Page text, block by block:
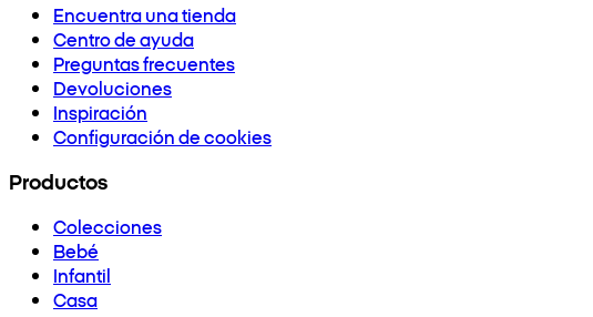
Encuentra una tienda
Centro de ayuda
Preguntas frecuentes
Devoluciones
Inspiración
Configuración de cookies
Productos
Colecciones
Bebé
Infantil
Casa